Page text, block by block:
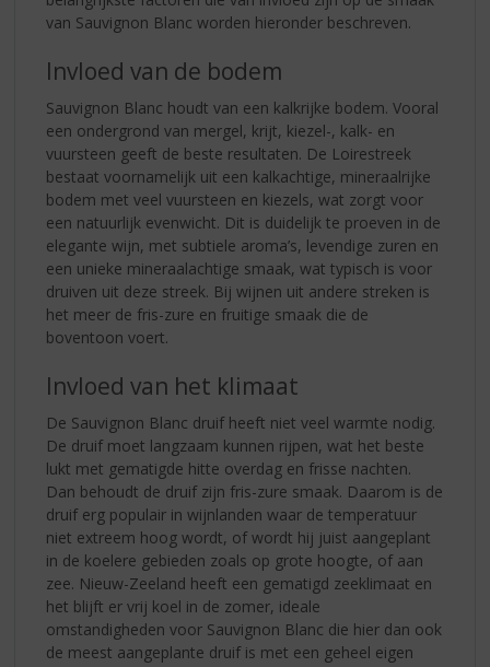
van Sauvignon Blanc worden hieronder beschreven.
Invloed van de bodem
Sauvignon Blanc houdt van een kalkrijke bodem. Vooral
een ondergrond van mergel, krijt, kiezel-, kalk- en
vuursteen geeft de beste resultaten. De Loirestreek
bestaat voornamelijk uit een kalkachtige, mineraalrijke
bodem met veel vuursteen en kiezels, wat zorgt voor
een natuurlijk evenwicht. Dit is duidelijk te proeven in de
elegante wijn, met subtiele aroma’s, levendige zuren en
een unieke mineraalachtige smaak, wat typisch is voor
druiven uit deze streek. Bij wijnen uit andere streken is
het meer de fris-zure en fruitige smaak die de
boventoon voert.
Invloed van het klimaat
De Sauvignon Blanc druif heeft niet veel warmte nodig.
De druif moet langzaam kunnen rijpen, wat het beste
lukt met gematigde hitte overdag en frisse nachten.
Dan behoudt de druif zijn fris-zure smaak. Daarom is de
druif erg populair in wijnlanden waar de temperatuur
niet extreem hoog wordt, of wordt hij juist aangeplant
in de koelere gebieden zoals op grote hoogte, of aan
zee. Nieuw-Zeeland heeft een gematigd zeeklimaat en
het blijft er vrij koel in de zomer, ideale
omstandigheden voor Sauvignon Blanc die hier dan ook
de meest aangeplante druif is met een geheel eigen